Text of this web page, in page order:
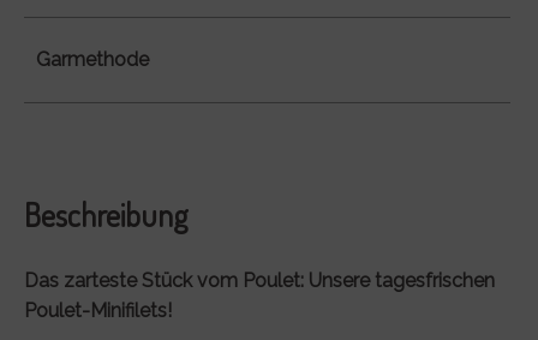
Garmethode
Beschreibung
Das zarteste Stück vom Poulet: Unsere tagesfrischen
Poulet-Minifilets!